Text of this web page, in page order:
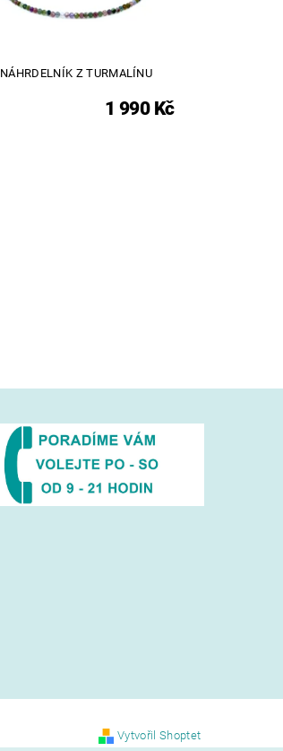
NÁHRDELNÍK Z TURMALÍNU
1 990 Kč
Vytvořil Shoptet